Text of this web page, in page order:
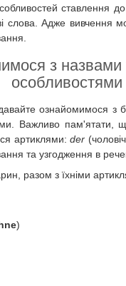
ставлення
слова. Адже вивчення
з назвами
особливостями
ознайомимося
Важливо пам'ятати,
артиклями:der
та узгодження в
разом з їхніми
)